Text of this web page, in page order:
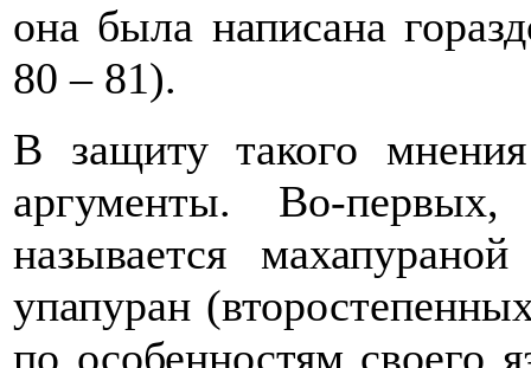
она была написана
80 – 81).
В защиту такого
аргументы. Во-
называется
упапуран
по особенностям своего